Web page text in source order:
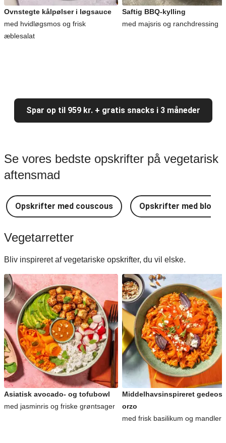
Ovnstegte kålpølser i løgsauce
med hvidløgsmos og frisk
æblesalat
Saftig BBQ-kylling
med majsris og ranchdressing
Spar op til 959 kr. + gratis snacks i 3 måneder
Se vores bedste opskrifter på vegetarisk
aftensmad
Opskrifter med couscous Opskrifter med
Vegetarretter
Bliv inspireret af vegetariske opskrifter, du vil elske.
Asiatisk avocado- og tofubowl
med jasminris og friske grøntsager
Middelhavsinspireret
orzo
med frisk basilikum og mandler